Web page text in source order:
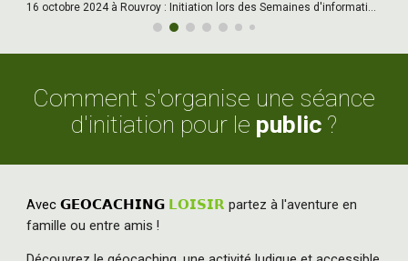
9 octobre 2024 à Angres : Initiation lors des Semaines d'information sur la santé mentale.
Comment s'organise une séance
d'initiation pour le public ?
Avec𝗚𝗘𝗢𝗖𝗔𝗖𝗛𝗜𝗡𝗚 𝗟𝗢𝗜𝗦𝗜𝗥 partez à l'aventure en
famille ou entre amis !